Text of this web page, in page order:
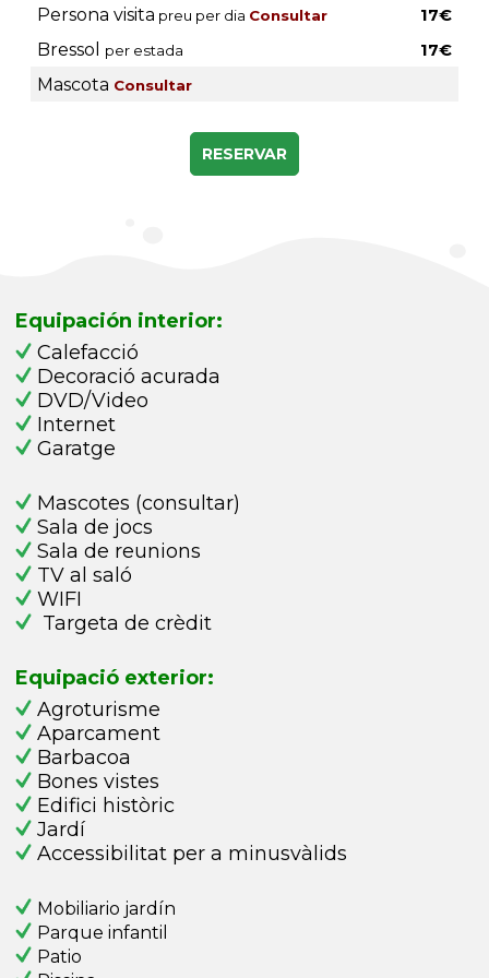
Persona visita preu per dia Consultar 17€
Bressol per estada 17€
Mascota Consultar
RESERVAR
Equipación interior:
Calefacció
Decoració acurada
DVD/Video
Internet
Garatge
Mascotes (consultar)
Sala de jocs
Sala de reunions
TV al saló
WIFI
Targeta de crèdit
Equipació exterior:
Agroturisme
Aparcament
Barbacoa
Bones vistes
Edifici històric
Jardí
Accessibilitat per a minusvàlids
Mobiliario jardín
Parque infantil
Patio